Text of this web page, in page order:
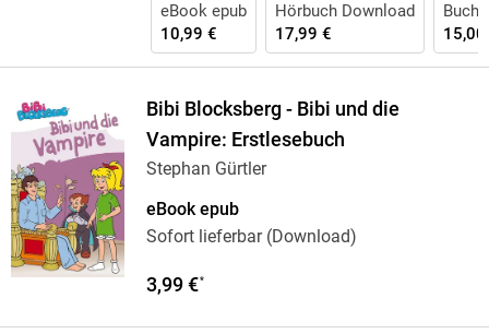
eBook epub
10,99 €
Hörbuch Download
17,99 €
Buch
15,00
Bibi Blocksberg - Bibi und die
Vampire: Erstlesebuch
Stephan Gürtler
eBook epub
Sofort lieferbar (Download)
3,99 €*